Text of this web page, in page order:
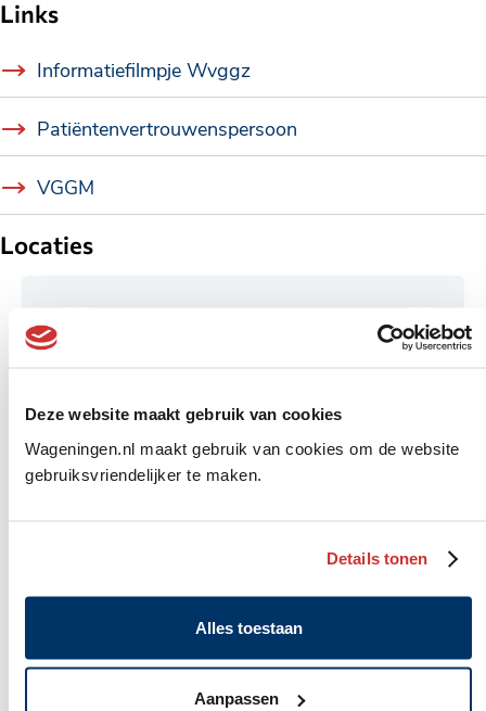
Deze website maakt gebruik van cookies
Wageningen.nl maakt gebruik van cookies om de website
gebruiksvriendelijker te maken.
Details tonen
Alles toestaan
Aanpassen
Links
Informatiefilmpje Wvggz
Patiëntenvertrouwenspersoon
VGGM
Locaties
Voor al uw vragen over wonen, werk, zorg,
opvoeding en geldzaken. U vindt ons in 't Palet.
Algemeen
Rooseveltweg 408A , Wageningen
Postbus 1, 6700 AA Wageningen